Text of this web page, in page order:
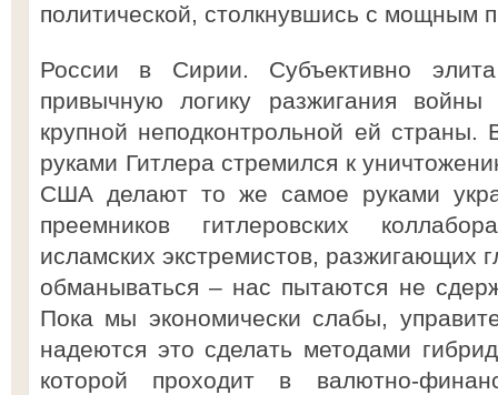
политической, столкнувшись с мощным
России в Сирии. Субъективно
привычную логику разжигания
крупной неподконтрольной ей
руками Гитлера стремился к
США делают то же самое руками
преемников гитлеровских
исламских экстремистов, разжигающих
обманываться – нас пытаются не
Пока мы экономически слабы,
надеются это сделать методами
которой проходит в валютно-